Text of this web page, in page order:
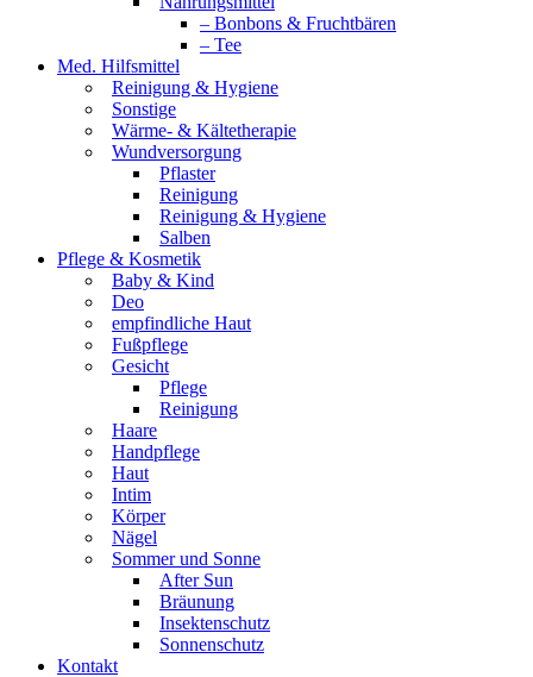
– Bonbons & Fruchtbären
– Tee
Med. Hilfsmittel
Reinigung & Hygiene
Sonstige
Wärme- & Kältetherapie
Wundversorgung
Pflaster
Reinigung
Reinigung & Hygiene
Salben
Pflege & Kosmetik
Baby & Kind
Deo
empfindliche Haut
Fußpflege
Gesicht
Pflege
Reinigung
Haare
Handpflege
Haut
Intim
Körper
Nägel
Sommer und Sonne
After Sun
Bräunung
Insektenschutz
Sonnenschutz
Kontakt